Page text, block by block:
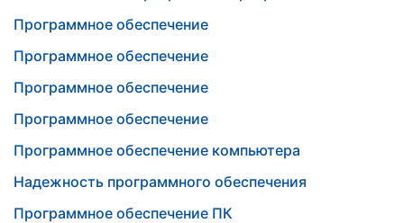
Программное обеспечение
Программное обеспечение
Программное обеспечение
Программное обеспечение
Программное обеспечение компьютера
Надежность программного обеспечения
Программное обеспечение ПК